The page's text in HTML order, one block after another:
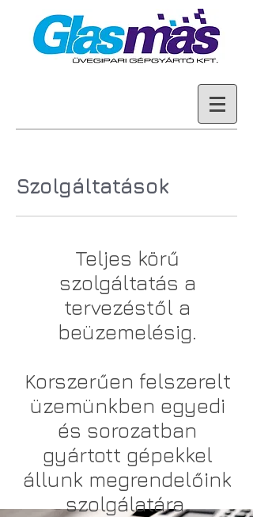
Szolgáltatások
Teljes körű
szolgáltatás a
tervezéstől a
beüzemelésig.
Korszerűen felszerelt
üzemünkben egyedi
és sorozatban
gyártott gépekkel
állunk megrendelőink
szolgálatára.